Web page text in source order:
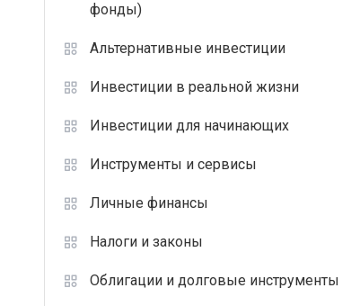
фонды)
Альтернативные инвестиции
Инвестиции в реальной жизни
Инвестиции для начинающих
Инструменты и сервисы
Личные финансы
Налоги и законы
Облигации и долговые инструменты